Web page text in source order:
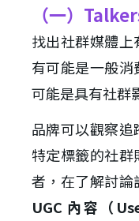
（一）
找出社群媒體上
有可能是一般
可能是具有社群
品牌可以觀察
特定標籤的社群
者，在了解討論
UGC 內容（